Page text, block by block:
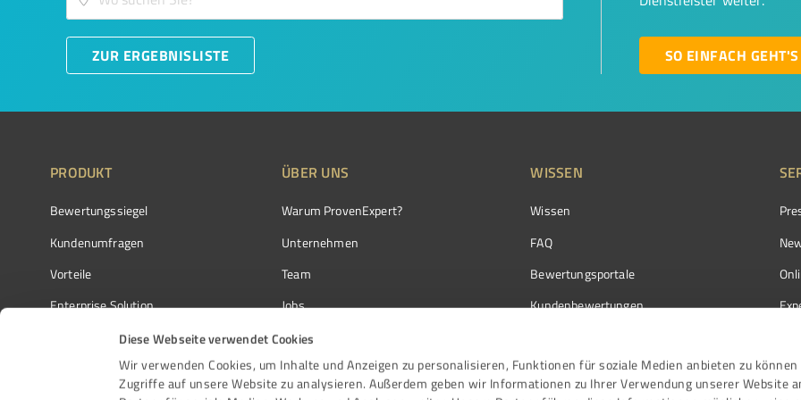
Diese Webseite verwendet Cookies
Wir verwenden Cookies, um Inhalte und Anzeigen zu personalisieren, Funktionen für soziale Medien anbieten zu können
Zugriffe auf unsere Website zu analysieren. Außerdem geben wir Informationen zu Ihrer Verwendung unserer Website
ZUR ERGEBNISLISTE SO EINFACH GEHT'S
PRODUKT
Bewertungssiegel
Kundenumfragen
Vorteile
Enterprise Solution
Partnerprogramm
Auszeichnungen
ÜBER UNS
Warum ProvenExpert?
Unternehmen
Team
Jobs
Kundenstimmen
Kontakt
WISSEN
Wissen
FAQ
Bewertungsportale
Kundenbewertungen
Bewertungs­richtlinien